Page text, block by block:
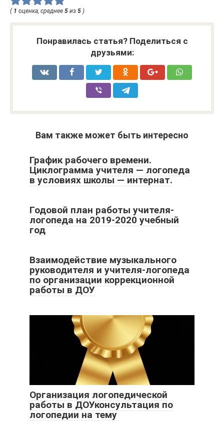
( 1 оценка, среднее 5 из 5 )
Понравилась статья? Поделиться с
друзьями:
Вам также может быть интересно
График рабочего времени.
Циклограмма учителя — логопеда
в условиях школы — интернат.
Годовой план работы учителя-
логопеда на 2019-2020 учебный
год
Взаимодействие музыкального
руководителя и учителя-логопеда
по организации коррекционной
работы в ДОУ
Организация логопедической
работы в ДОУконсультация по
логопедии на тему